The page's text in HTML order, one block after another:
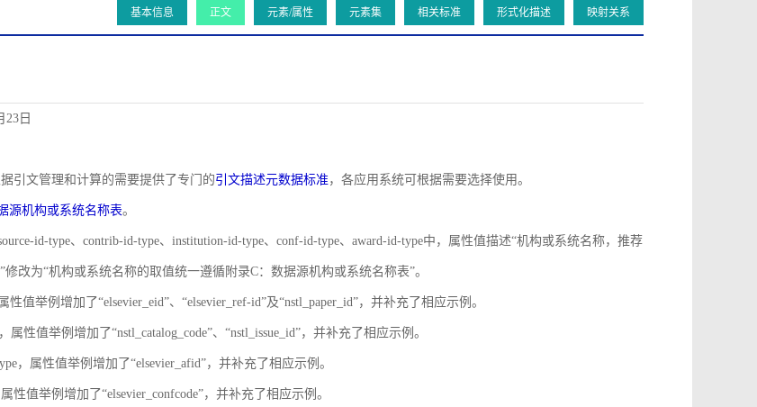
基本信息 正文 元素/属性 元素集 相关标准 形式化描述 映射关系
联和约束
23日
引文管理和计算的需要提供了专门的引文描述元数据标准 ，各应用系统可根据需要选择使用。
源机构或系统名称表。
id-type、contrib-id-type、institution-id-type、conf-id-type、award-id-type中，属性值描述“机构或系统名称，推荐
改为“机构或系统名称的取值统一遵循附录C：数据源机构或系统名称表”。
性值举例增加了“elsevier_eid”、“elsevier_ref-id”及“nstl_paper_id”，并补充了相应示例。
属性值举例增加了“nstl_catalog_code”、“nstl_issue_id”，并补充了相应示例。
，属性值举例增加了“elsevier_afid”，并补充了相应示例。
性值举例增加了“elsevier_confcode”，并补充了相应示例。